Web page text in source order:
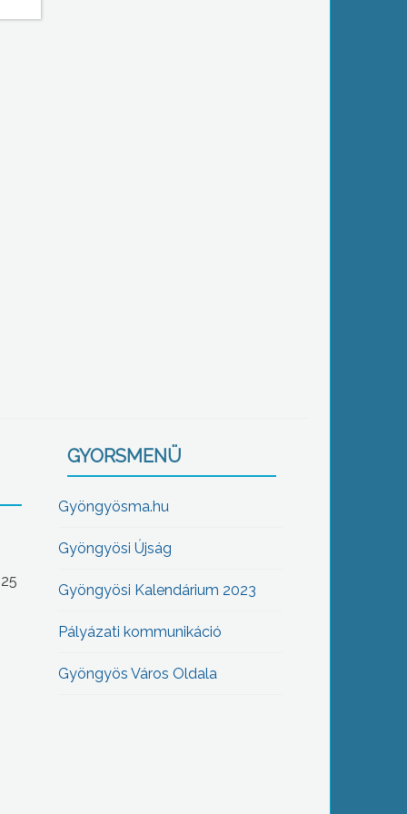
GYORSMENÜ
Gyöngyösma.hu
Gyöngyösi Újság
Gyöngyösi Kalendárium 2023
Pályázati kommunikáció
Gyöngyös Város Oldala